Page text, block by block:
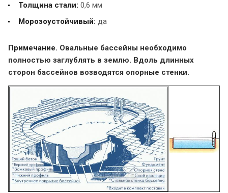
Толщина стали: 0,6 мм
Морозоустойчивый: да
Примечание. Овальные бассейны необходимо
полностью заглублять в землю. Вдоль длинных
сторон бассейнов возводятся опорные стенки.